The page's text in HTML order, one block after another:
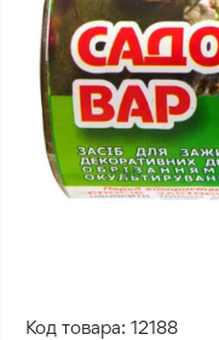
Код товара: 12188